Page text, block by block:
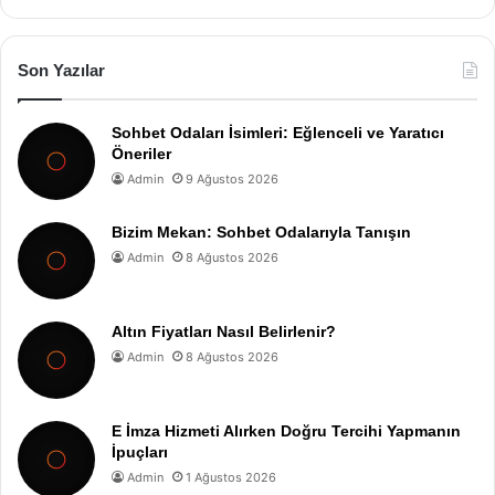
Son Yazılar
Sohbet Odaları İsimleri: Eğlenceli ve Yaratıcı
Öneriler
Admin 9 Ağustos 2026
Bizim Mekan: Sohbet Odalarıyla Tanışın
Admin 8 Ağustos 2026
Altın Fiyatları Nasıl Belirlenir?
Admin 8 Ağustos 2026
E İmza Hizmeti Alırken Doğru Tercihi Yapmanın
İpuçları
Admin 1 Ağustos 2026